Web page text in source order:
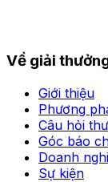
Về giải
Giới thiệu
Phương
Câu hỏi
Góc báo
Doanh
Sự kiện